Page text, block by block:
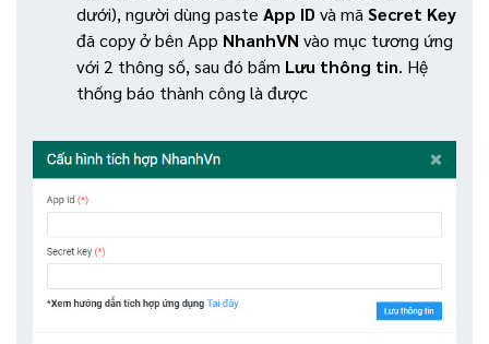
dưới), người dùng paste App ID và mã Secret Key
đã copy ở bên App NhanhVN vào mục tương ứng
với 2 thông số, sau đó bấm Lưu thông tin. Hệ
thống báo thành công là được